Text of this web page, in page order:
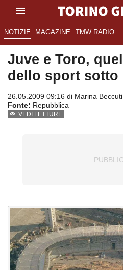
NOTIZIE MAGAZINE TMW RADIO
Juve e Toro,
dello sport sotto
26.05.2009 09:16 di Marina Beccuti
Fonte: Repubblica
VEDI LETTURE